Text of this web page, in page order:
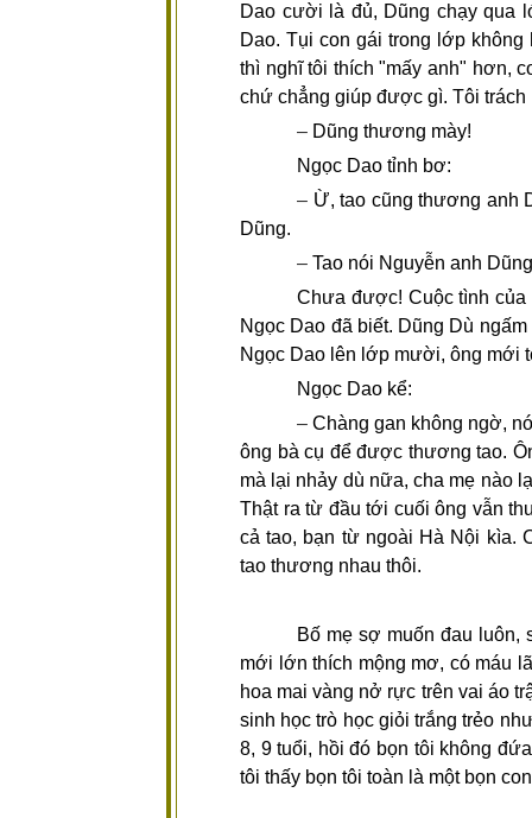
Dao cười là đủ, Dũng chạy qua
Dao. Tụi con gái trong lớp
thì nghĩ tôi thích "mấy anh" hơn,
chứ chẳng giúp được gì. Tôi trách
– Dũng thương mày!
Ngọc Dao tỉnh bơ:
– Ừ, tao cũng thương anh
Dũng.
– Tao nói Nguyễn anh
Chưa được! Cuộc tình
Ngọc Dao đã biết. Dũng Dù
Ngọc Dao lên lớp mười, ông mới
Ngọc Dao kể:
– Chàng gan không ngờ,
ông bà cụ để được thương tao.
mà lại nhảy dù nữa, cha mẹ nào
Thật ra từ đầu tới cuối ông vẫn
cả tao, bạn từ ngoài Hà Nội kìa.
tao thương nhau thôi.
Bố mẹ sợ muốn đau luôn,
mới lớn thích mộng mơ, có máu
hoa mai vàng nở rực trên vai áo
sinh học trò học giỏi trắng trẻo
8, 9 tuổi, hồi đó bọn tôi không
tôi thấy bọn tôi toàn là một bọn